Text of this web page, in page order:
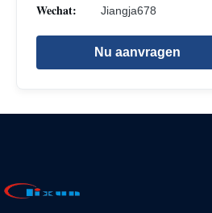
Wechat: Jiangja678
Nu aanvragen